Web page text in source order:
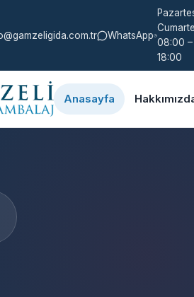
WhatsApp
08:00 –
18:00
Anasayfa